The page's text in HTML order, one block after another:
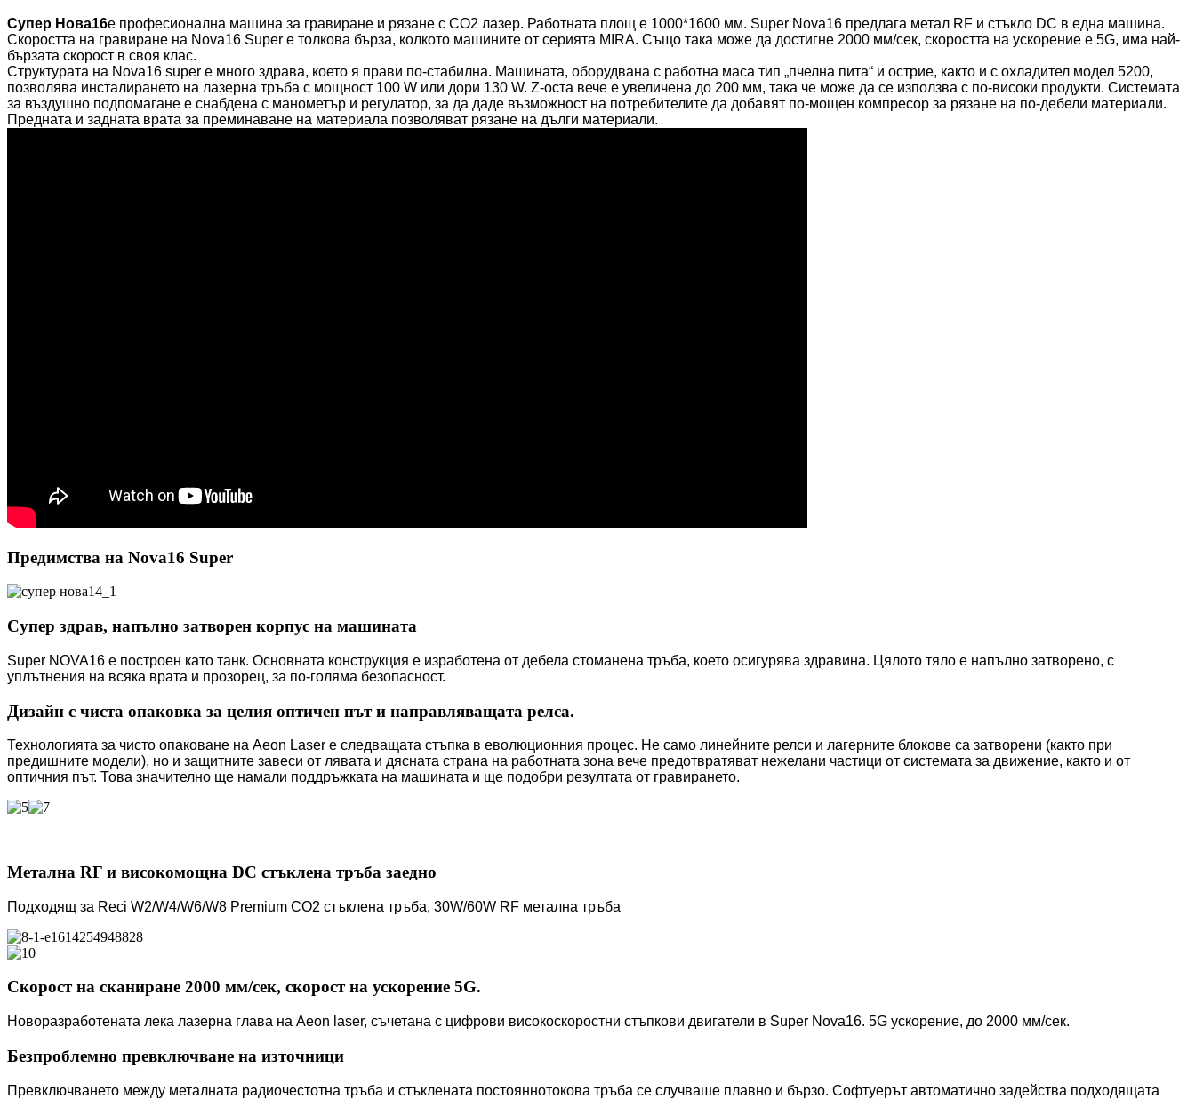
Супер Нова16е професионална машина за гравиране и рязане с CO2 лазер. Работната площ е 1000*1600 мм. Super Nova16 предлага метал RF и стъкло DC в една машина.
Скоростта на гравиране на Nova16 Super е толкова бърза, колкото машините от серията MIRA. Също така може да достигне 2000 мм/сек, скоростта на ускорение е 5G, има най-
бързата скорост в своя клас.
Структурата на Nova16 super е много здрава, което я прави по-стабилна. Машината, оборудвана с работна маса тип „пчелна пита“ и острие, както и с охладител модел 5200,
позволява инсталирането на лазерна тръба с мощност 100 W или дори 130 W. Z-оста вече е увеличена до 200 мм, така че може да се използва с по-високи продукти. Системата
за въздушно подпомагане е снабдена с манометър и регулатор, за да даде възможност на потребителите да добавят по-мощен компресор за рязане на по-дебели материали.
Предната и задната врата за преминаване на материала позволяват рязане на дълги материали.
Предимства на Nova16 Super
Супер здрав, напълно затворен корпус на машината
Super NOVA16 е построен като танк. Основната конструкция е изработена от дебела стоманена тръба, което осигурява здравина. Цялото тяло е напълно затворено, с
уплътнения на всяка врата и прозорец, за по-голяма безопасност.
Дизайн с чиста опаковка за целия оптичен път и направляващата релса.
Технологията за чисто опаковане на Aeon Laser е следващата стъпка в еволюционния процес. Не само линейните релси и лагерните блокове са затворени (както при
предишните модели), но и защитните завеси от лявата и дясната страна на работната зона вече предотвратяват нежелани частици от системата за движение, както и от
оптичния път. Това значително ще намали поддръжката на машината и ще подобри резултата от гравирането.
Метална RF и високомощна DC стъклена тръба заедно
Подходящ за Reci W2/W4/W6/W8 Premium CO2 стъклена тръба, 30W/60W RF метална тръба
Скорост на сканиране 2000 мм/сек, скорост на ускорение 5G.
Новоразработената лека лазерна глава на Aeon laser, съчетана с цифрови високоскоростни стъпкови двигатели в Super Nova16. 5G ускорение, до 2000 мм/сек.
Безпроблемно превключване на източници
Превключването между металната радиочестотна тръба и стъклената постояннотокова тръба се случваше плавно и бързо. Софтуерът автоматично задейства подходящата